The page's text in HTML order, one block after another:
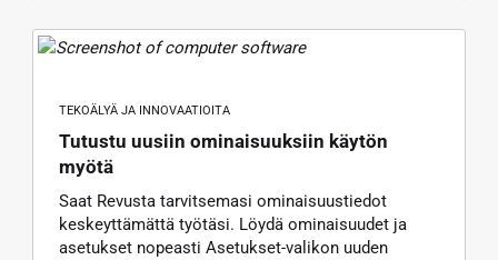
TEKOÄLYÄ JA INNOVAATIOITA
Tutustu uusiin ominaisuuksiin käytön
myötä
Saat Revusta tarvitsemasi ominaisuustiedot
keskeyttämättä työtäsi. Löydä ominaisuudet ja
asetukset nopeasti Asetukset-valikon uuden